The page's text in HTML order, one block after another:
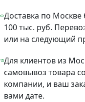
Доставка по Москве
100 тыс. руб.
или на следующий
Для клиентов из
самовывоз товара
компании, и ваш
вами дате.